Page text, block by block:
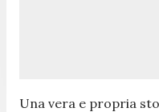
Una vera e propria